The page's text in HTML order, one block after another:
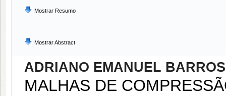
Mostrar Resumo
Mostrar Abstract
ADRIANO EMANUEL
MALHAS DE